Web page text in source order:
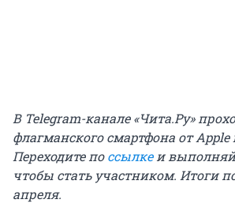
В Telegram-канале «Чита.Ру»
флагманского смартфона от Apple
Переходите поссылкеи
чтобы стать участником. Итоги
апреля.